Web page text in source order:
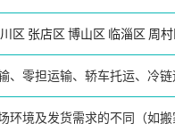
区 张店区 博山区 临淄区 周
、零担运输、轿车托运、冷
环境及发货需求的不同（如